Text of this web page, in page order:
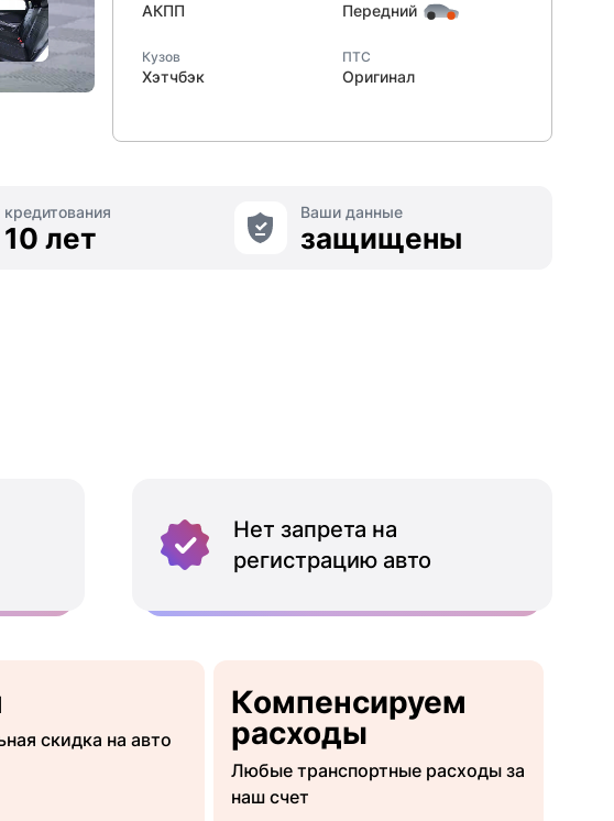
АКПП Передний
Кузов
Хэтчбэк
ПТС
Оригинал
лет
Ваши данные
защищены
Нет запрета на
регистрацию авто
скидка на авто
Компенсируем
расходы
Любые транспортные расходы за
наш счет